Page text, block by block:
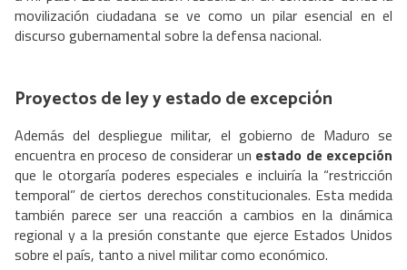
movilización ciudadana se ve como un pilar esencial en el
discurso gubernamental sobre la defensa nacional.
Proyectos de ley y estado de excepción
Además del despliegue militar, el gobierno de Maduro se
encuentra en proceso de considerar un estado de excepción
que le otorgaría poderes especiales e incluiría la “restricción
temporal” de ciertos derechos constitucionales. Esta medida
también parece ser una reacción a cambios en la dinámica
regional y a la presión constante que ejerce Estados Unidos
sobre el país, tanto a nivel militar como económico.